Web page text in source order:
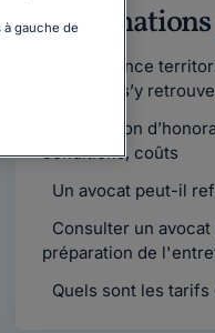
Informations
Compétence
comment s’y
Convention
conditions, coûts
Un avocat peut-il
Consulter un
préparation de
Quels sont les tarifs
gauche de